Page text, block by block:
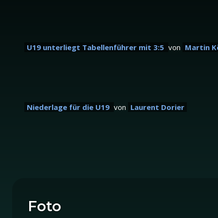
U19 unterliegt Tabellenführer mit 3:5 von Martin
Niederlage für die U19 von Laurent Dorier
Foto